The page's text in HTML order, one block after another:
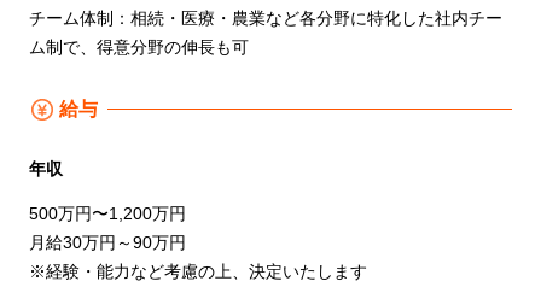
チーム体制：相続・医療・農業など各分野に特化した社内チー
ム制で、得意分野の伸長も可
給与
年収
500万円〜1,200万円
月給30万円～90万円
※経験・能力など考慮の上、決定いたします